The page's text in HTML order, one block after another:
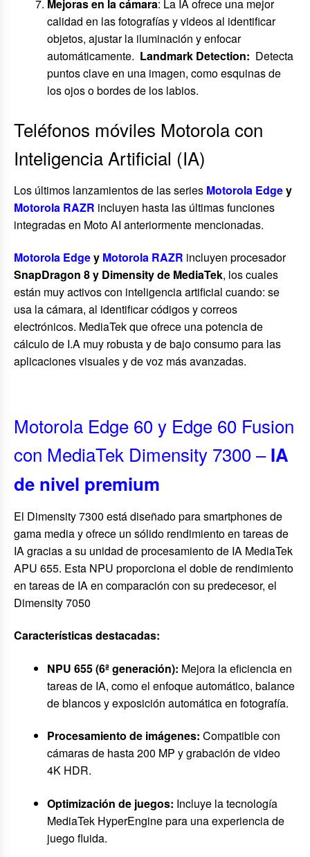
Mejoras en la cámara: La IA ofrece una mejor
calidad en las fotografías y videos al identificar
objetos, ajustar la iluminación y enfocar
automáticamente. Landmark Detection: Detecta
puntos clave en una imagen, como esquinas de
los ojos o bordes de los labios.
Teléfonos móviles Motorola con
Inteligencia Artificial (IA)
Los últimos lanzamientos de las series Motorola Edgey
Motorola RAZR incluyen hasta las últimas funciones
integradas en Moto AI anteriormente mencionadas.
Motorola Edgey Motorola RAZR incluyen procesador
SnapDragon 8 y Dimensity de MediaTek, los cuales
están muy activos con inteligencia artificial cuando: se
usa la cámara, al identificar códigos y correos
electrónicos. MediaTek que ofrece una potencia de
cálculo de I.A muy robusta y de bajo consumo para las
aplicaciones visuales y de voz más avanzadas.
Motorola Edge 60 y Edge 60 Fusion
con MediaTek Dimensity 7300 –IA
de nivel premium
El Dimensity 7300 está diseñado para smartphones de
gama media y ofrece un sólido rendimiento en tareas de
IA gracias a su unidad de procesamiento de IA MediaTek
APU 655. Esta NPU proporciona el doble de rendimiento
en tareas de IA en comparación con su predecesor, el
Dimensity 7050
Características destacadas:
NPU 655 (6ª generación): Mejora la eficiencia en
tareas de IA, como el enfoque automático, balance
de blancos y exposición automática en fotografía.
Procesamiento de imágenes: Compatible con
cámaras de hasta 200 MP y grabación de video
4K HDR.
Optimización de juegos: Incluye la tecnología
MediaTek HyperEngine para una experiencia de
juego fluida.